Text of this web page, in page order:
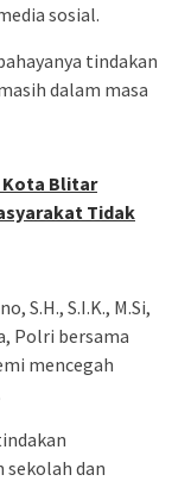
sosial.
tindakan
dalam masa
Kota Blitar
Tidak
S.H., S.I.K., M.Si,
Polri bersama
mencegah
sekolah dan